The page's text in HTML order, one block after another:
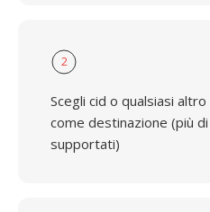
2
Scegli cid o qualsiasi
come destinazione (più
supportati)